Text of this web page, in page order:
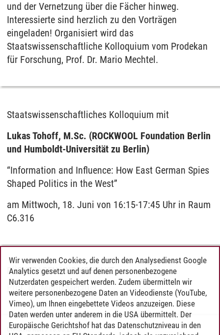
und der Vernetzung über die Fächer hinweg.
Interessierte sind herzlich zu den Vorträgen
eingeladen! Organisiert wird das
Staatswissenschaftliche Kolloquium vom Prodekan
für Forschung, Prof. Dr. Mario Mechtel.
Staatswissenschaftliches Kolloquium mit
Lukas Tohoff, M.Sc. (ROCKWOOL Foundation Berlin
und Humboldt-Universität zu Berlin)
“Information and Influence: How East German Spies
Shaped Politics in the West”
am Mittwoch, 18. Juni von 16:15-17:45 Uhr in Raum
C6.316
RÜCKFRAGEN UND KONTAKT
Prof. Dr. Mario Mechtel
Christina Korf/ 18.06.2025
Wir verwenden Cookies, die durch den Analysedienst Google
Analytics gesetzt und auf denen personenbezogene
Nutzerdaten gespeichert werden. Zudem übermitteln wir
weitere personenbezogene Daten an Videodienste (YouTube,
Vimeo), um Ihnen eingebettete Videos anzuzeigen. Diese
Daten werden unter anderem in die USA übermittelt. Der
Europäische Gerichtshof hat das Datenschutzniveau in den